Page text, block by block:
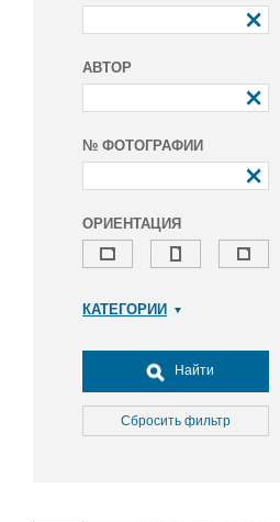
АВТОР
№ ФОТОГРАФИИ
ОРИЕНТАЦИЯ
КАТЕГОРИИ
Досуг, туризм и отдых
Культура
Медицина
Найти
Сбросить фильтр